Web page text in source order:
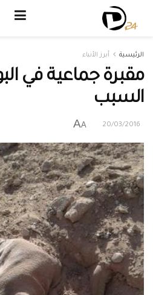
الرئيسية أبرز الأنباء
مقبرة جماعية في
السبب
20/03/2016
A
A